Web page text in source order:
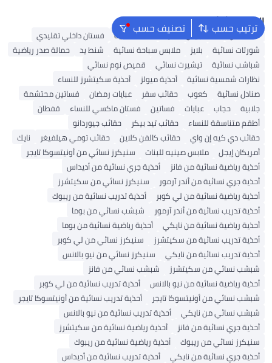
ترتيب حسب تصنيف حسب البحث الشائع
شنط ألدو شنط جيس نسائية شنط نسائية
فستان داخلي تقليدي
شورتات نسائية
بلايز ملابس سباحة نسائية شنط يد
حمالة صدر رياضية
شباشب نسائية
تيشيرت نسائي
قميص نوم نسائي
نظارات شمسية نسائية
أحذية ميولز
أحذية سكيتشرز للنساء
صنادل نسائية
كعوب حقائب سفر عبايات رمضان
فساتين محتشمة
جلابية
حجاب عبايات فساتين فستان ماكسي للنساء
قفطان
أطقم متناسقة للنساء
حقائب تيد بيكر
حقائب جيوردانو
حقائب دي كيه إن واي
حقائب كالفن كلاين حقائب تومي هيلفيغر
نايك
أمريكان إيجل
ملابس صينيه للبنات
سنيكرز نسائي من أونيتسوكا تايجر
أحذية رياضية نسائية من فانز
أحذية جري نسائية من أديداس
أحذية جري نسائية من أندر آرمور
سنيكرز نسائي من سكيتشرز
أحذية رياضية نسائية من لي كوبر
أحذية تدريب نسائية من ريبوك
أحذية تدريب نسائية من أندر آرمور
شبشب نسائي من بوما
أحذية رياضية نسائية من نايكي
أحذية رياضية نسائية من بوما
أحذية تدريب نسائية من سكيتشرز
سنيكرز نسائي من لي كوبر
أحذية تدريب نسائية من نايكي
سنيكرز نسائي من نيو بالانس
شبشب نسائي من سكيتشرز
شبشب نسائي من فانز
أحذية رياضية نسائية من نيو بالانس
أحذية تدريب نسائية من لي كوبر
شبشب نسائي من أونيتسوكا تايجر
أحذية تدريب نسائية من أونيتسوكا تايجر
شبشب نسائي من نايكي
أحذية تدريب نسائية من نيو بالانس
أحذية جري نسائية من فانز
أحذية رياضية نسائية من سكيتشرز
سنيكرز نسائي من ريبوك
أحذية رياضية نسائية من ريبوك
أحذية جري نسائية من نايكي
أحذية تدريب نسائية من أديداس